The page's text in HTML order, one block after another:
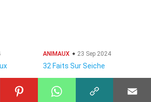
ANIMAUX 23 Sep 2024
32 Faits Sur Seiche